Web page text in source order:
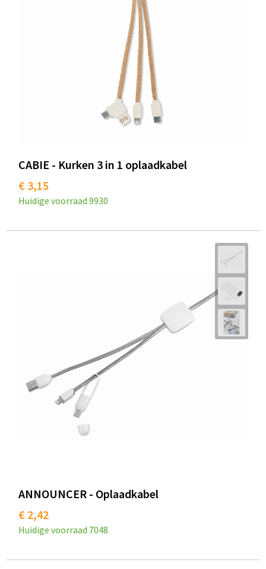
CABIE - Kurken 3 in 1 oplaadkabel
€ 3,15
Huidige voorraad 9930
ANNOUNCER - Oplaadkabel
€ 2,42
Huidige voorraad 7048